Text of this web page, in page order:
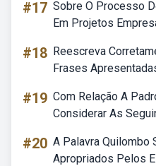
#17 Sobre O Processo
Em Projetos
#18 Reescreva
Frases
#19 Com Relação A
Considerar As
#20 A Palavra Quilombo
Apropriados Pelos